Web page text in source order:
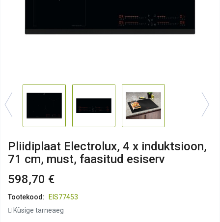
Pliidiplaat Electrolux, 4 x induktsioon,
71 cm, must, faasitud esiserv
598,70 €
Tootekood:
EIS77453
Küsige tarneaeg